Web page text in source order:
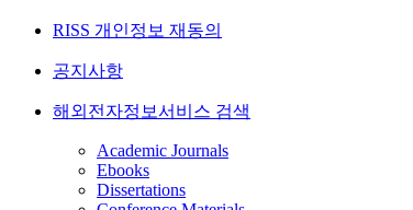
RISS 개인정보 재동의
공지사항
해외전자정보서비스 검색
Academic Journals
Ebooks
Dissertations